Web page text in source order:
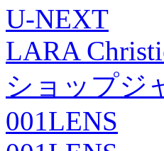
U-NEXT
LARA
ショップジ
001LENS